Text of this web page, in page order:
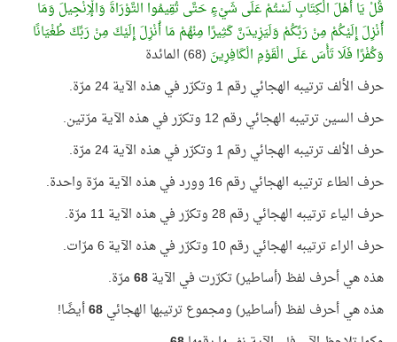
قُلْ يَا أَهْلَ الْكِتَابِ لَسْتُمْ عَلَى شَيْءٍ حَتَّى تُقِيمُوا التَّوْرَاةَ وَالْإِنْجِيلَ وَمَا
أُنْزِلَ إِلَيْكُمْ مِنْ رَبِّكُمْ وَلَيَزِيدَنَّ كَثِيرًا مِنْهُمْ مَا أُنْزِلَ إِلَيْكَ مِنْ رَبِّكَ طُغْيَانًا
وَكُفْرًا فَلَا تَأْسَ عَلَى الْقَوْمِ الْكَافِرِينَ (68) المائدة
حرف الألف ترتيبه الهجائي رقم 1 وتكرّر في هذه الآية 24 مرّة.
حرف السين ترتيبه الهجائي رقم 12 وتكرّر في هذه الآية مرّتين.
حرف الألف ترتيبه الهجائي رقم 1 وتكرّر في هذه الآية 24 مرّة.
حرف الطاء ترتيبه الهجائي رقم 16 وورد في هذه الآية مرّة واحدة.
حرف الياء ترتيبه الهجائي رقم 28 وتكرّر في هذه الآية 11 مرّة.
حرف الراء ترتيبه الهجائي رقم 10 وتكرّر في هذه الآية 6 مرّات.
هذه هي أحرف لفظ (أساطير) تكرّرت في الآية68مرّة.
هذه هي أحرف لفظ (أساطير) ومجموع ترتيبها الهجائي68أيضًا!